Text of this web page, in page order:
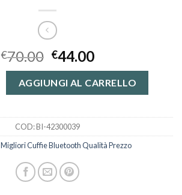
€70.00 €44.00
AGGIUNGI AL CARRELLO
COD:BI-42300039
Migliori Cuffie Bluetooth Qualità Prezzo